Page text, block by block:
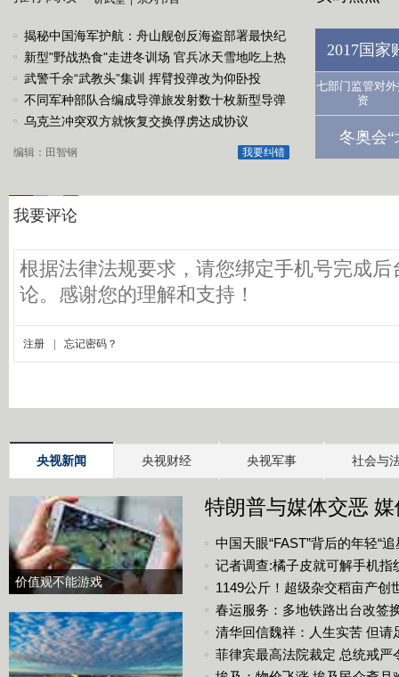
揭秘中国海军护航：舟山舰创反海盗部署最快纪
录
新型"野战热食"走进冬训场 官兵冰天雪地吃上热
饭菜
武警千余“武教头”集训 挥臂投弹改为仰卧投
不同军种部队合编成导弹旅发射数十枚新型导弹
乌克兰冲突双方就恢复交换俘虏达成协议
我要纠错
编辑：田智钢
2017国家
七部门监管对
资
冬奥会“
央视新闻 央视财经 央视军事 社会与
价值观不能游戏
特朗普与媒体交恶
中国天眼“FAST”背后的年轻“追
记者调查:橘子皮就可解手机指
1149公斤！超级杂交稻亩产创
春运服务：多地铁路出台改签
清华回信魏祥：人生实苦 但请
菲律宾最高法院裁定 总统戒严